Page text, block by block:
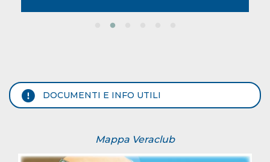
DOCUMENTI E INFO UTILI
Mappa Veraclub